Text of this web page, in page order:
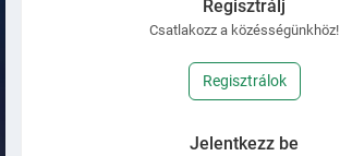
Regisztrálj
Csatlakozz a közésségünkhöz!
Regisztrálok
Jelentkezz be